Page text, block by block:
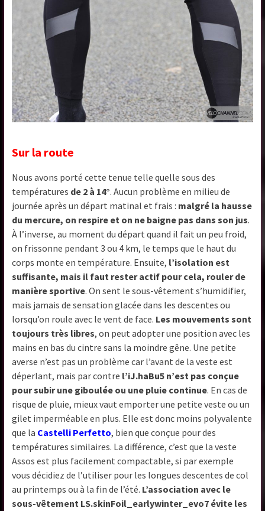
Sur la route
Nous avons porté cette tenue telle quelle sous des
températures de 2 à 14°. Aucun problème en milieu de
journée après un départ matinal et frais : malgré la hausse
du mercure, on respire et on ne baigne pas dans son jus.
À l’inverse, au moment du départ quand il fait un peu froid,
on frissonne pendant 3 ou 4 km, le temps que le haut du
corps monte en température. Ensuite, l’isolation est
suffisante, mais il faut rester actif pour cela, rouler de
manière sportive. On sent le sous-vêtement s’humidifier,
mais jamais de sensation glacée dans les descentes ou
lorsqu’on roule avec le vent de face. Les mouvements sont
toujours très libres, on peut adopter une position avec les
mains en bas du cintre sans la moindre gêne. Une petite
averse n’est pas un problème car l’avant de la veste est
déperlant, mais par contre l’iJ.haBu5 n’est pas conçue
pour subir une giboulée ou une pluie continue. En cas de
risque de pluie, mieux vaut emporter une petite veste ou un
gilet imperméable en plus. Elle est donc moins polyvalente
que la Castelli Perfetto, bien que conçue pour des
températures similaires. La différence, c’est que la veste
Assos est plus facilement compactable, si par exemple
vous décidiez de l’utiliser pour les longues descentes de col
au printemps ou à la fin de l’été. L’association avec le
sous-vêtement LS.skinFoil_earlywinter_evo7 évite les